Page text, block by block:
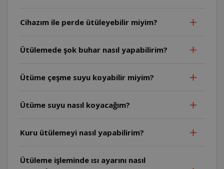
Cihazım ile perde ütüleyebilir miyim?
Ütülemede şok buhar nasıl yapabilirim?
Ütüme çeşme suyu koyabilir miyim?
Ütüme suyu nasıl koyacağım?
Kuru ütülemeyi nasıl yapabilirim?
Ütüleme işleminde ısı ayarını nasıl